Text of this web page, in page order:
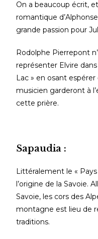
On a beaucoup écrit,
romantique
grande passion pour
Rodolphe Pierrepont
représenter Elvire
Lac » en osant
musicien garderont à
cette prière.
Sapaudia :
Littéralement le «
l’origine de la Savoie.
Savoie, les cors des
montagne est lieu de
traditions.